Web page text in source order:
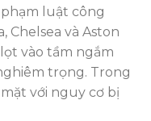
phạm luật công
Chelsea và Aston
vào tầm ngắm
trọng. Trong
với nguy cơ bị